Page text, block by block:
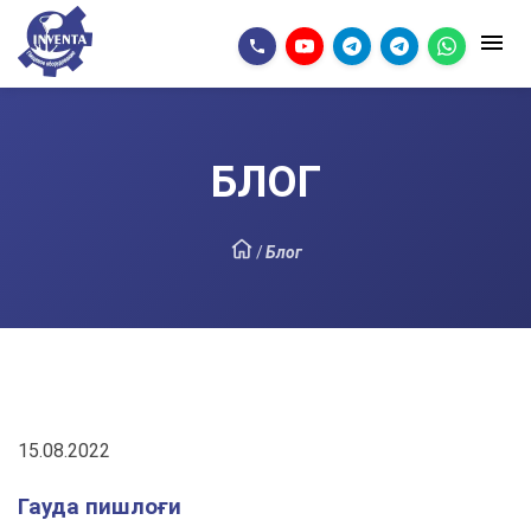
БЛОГ
/Блог
15.08.2022
Гауда пишлоғи